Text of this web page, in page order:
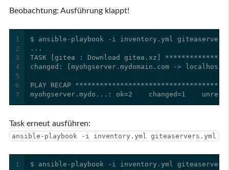
Beobachtung: Ausführung klappt!
1
2
3
4
5
6
7
myohgserver.mydo...: ok=2    changed=1
Task erneut ausführen:
ansible-playbook -i inventory.yml giteaservers.yml
1